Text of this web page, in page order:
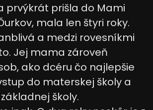
prvýkrát prišla do Mami
mala len štyri roky.
a medzi rovesníkmi
Jej mama zároveň
ako dcéru čo najlepšie
do materskej školy a
školy.